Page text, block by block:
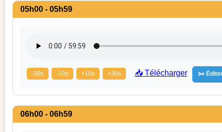
05h00 - 05h59
-30s -10s +10s +30s 📥 Télécharger ✂️
06h00 - 06h59